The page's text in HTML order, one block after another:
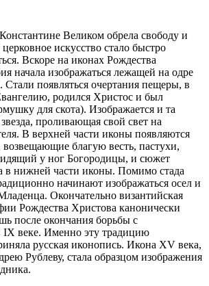
Великом обрела свободу и
искусство стало быстро
Вскоре на иконах Рождества
начала изображаться лежащей на одре
появляться очертания пещеры, в
родился Христос и был
для скота). Изображается и та
проливающая свой свет на
В верхней части иконы появляются
возвещающие благую весть, пастухи,
у ног Богородицы, и сюжет
в нижней части иконы. Помимо стада
начинают изображаться осел и
Окончательно византийская
Рождества Христова канонически
после окончания борьбы с
IX веке. Именно эту традицию
русская иконопись. Икона XV века,
Рублеву, стала образцом изображения